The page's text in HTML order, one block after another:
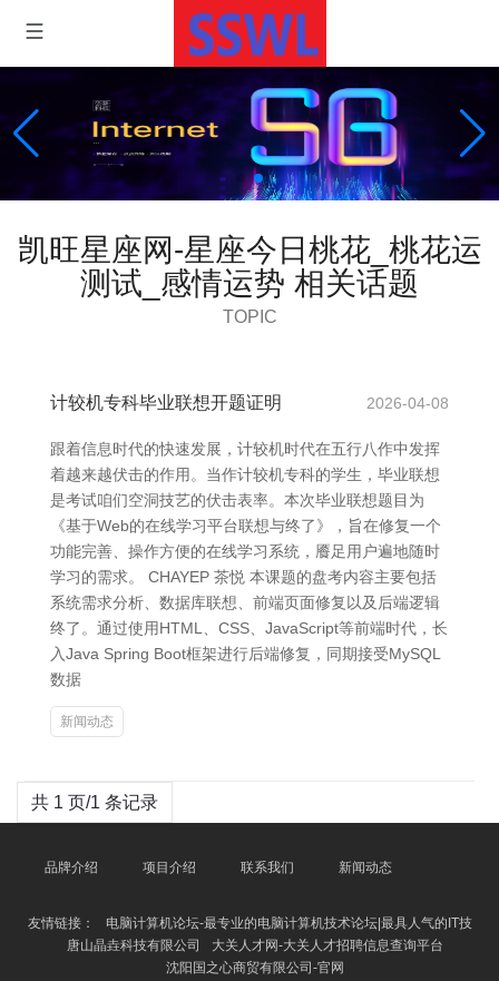
凯旺星座网-星座今日桃花_桃花运
测试_感情运势 相关话题
TOPIC
计较机专科毕业联想开题证明 2026-04-08
跟着信息时代的快速发展，计较机时代在五行八作中发挥
着越来越伏击的作用。当作计较机专科的学生，毕业联想
是考试咱们空洞技艺的伏击表率。本次毕业联想题目为
《基于Web的在线学习平台联想与终了》，旨在修复一个
功能完善、操作方便的在线学习系统，餍足用户遍地随时
学习的需求。 CHAYEP 茶悦 本课题的盘考内容主要包括
系统需求分析、数据库联想、前端页面修复以及后端逻辑
终了。通过使用HTML、CSS、JavaScript等前端时代，长
入Java Spring Boot框架进行后端修复，同期接受MySQL
数据
新闻动态
共 1 页/1 条记录
品牌介绍 项目介绍 联系我们 新闻动态
友情链接：
电脑计算机论坛-最专业的电脑计算机技术论坛|最具人气的IT技
唐山晶垚科技有限公司
大关人才网-大关人才招聘信息查询平台
沈阳国之心商贸有限公司-官网